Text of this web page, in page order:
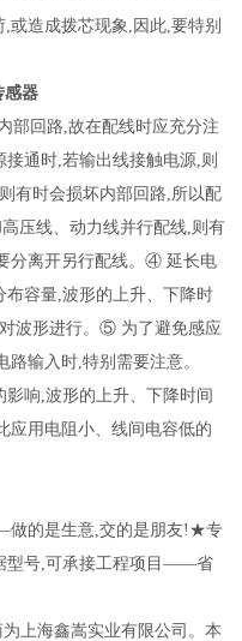
或造成拨芯现象,因此,要特别
感器
部回路,故在配线时应充分注
通时,若输出线接触电源,则
有时会损坏内部回路,所以配
压线、动力线并行配线,则有
分离开另行配线。④ 延长电
布容量,波形的上升、下降时
波形进行。⑤ 为了避免感应
输入时,特别需要注意。
响,波形的上升、下降时间
应用电阻小、线间电容低的
的是生意,交的是朋友!★专
型号,可承接工程项目——省
上海鑫嵩实业有限公司。本